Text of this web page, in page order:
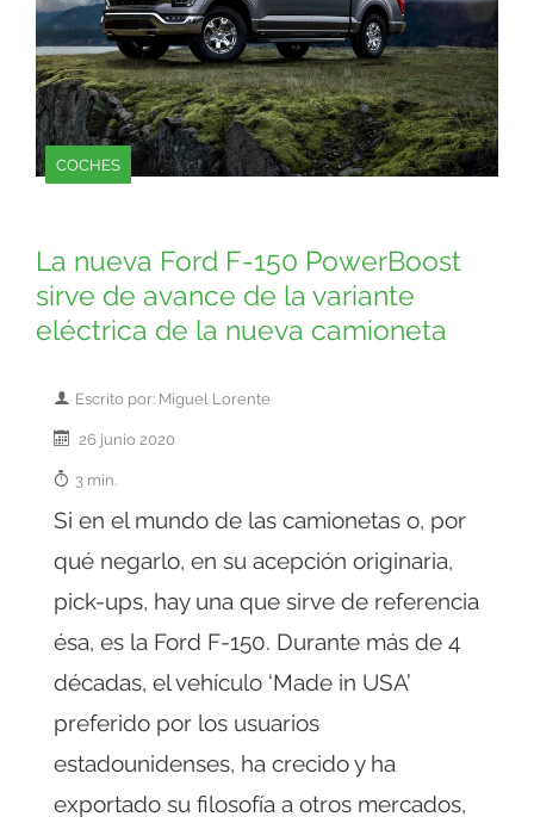
COCHES
La nueva Ford F-150 PowerBoost
sirve de avance de la variante
eléctrica de la nueva camioneta
Escrito por: Miguel Lorente
26 junio 2020
3 min.
Si en el mundo de las camionetas o, por
qué negarlo, en su acepción originaria,
pick-ups, hay una que sirve de referencia
ésa, es la Ford F-150. Durante más de 4
décadas, el vehículo ‘Made in USA’
preferido por los usuarios
estadounidenses, ha crecido y ha
exportado su filosofía a otros mercados,